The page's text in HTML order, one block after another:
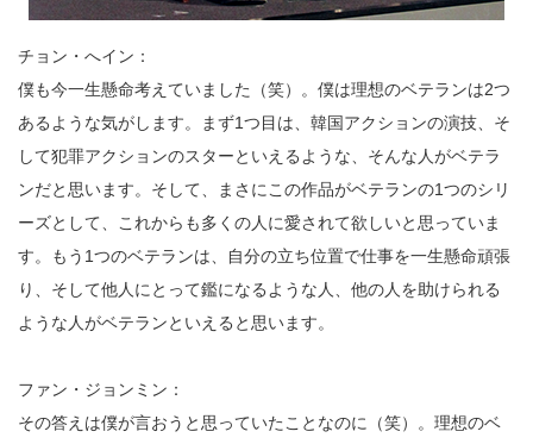
チョン・へイン：
僕も今一生懸命考えていました（笑）。僕は理想のベテランは2つ
あるような気がします。まず1つ目は、韓国アクションの演技、そ
して犯罪アクションのスターといえるような、そんな人がベテラ
ンだと思います。そして、まさにこの作品がベテランの1つのシリ
ーズとして、これからも多くの人に愛されて欲しいと思っていま
す。もう1つのベテランは、自分の立ち位置で仕事を一生懸命頑張
り、そして他人にとって鑑になるような人、他の人を助けられる
ような人がベテランといえると思います。
ファン・ジョンミン：
その答えは僕が言おうと思っていたことなのに（笑）。理想のベ